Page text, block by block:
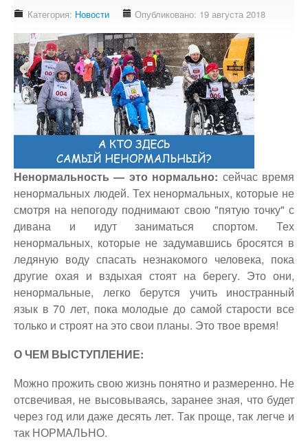
Доступность - что это?
Наш аудит доступности
Подтверждение доступности
Наши проекты
Our projects
Публичная отетность
Our public reporting
Публикации
Our publication
Контакты
Категория: Новости Опубликовано: 19 августа 2018
Ненормальность — это нормально: сейчас время
ненормальных людей. Тех ненормальных, которые не
смотря на непогоду поднимают свою "пятую точку" с
дивана и идут заниматься спортом. Тех
ненормальных, которые не задумавшись бросятся в
ледяную воду спасать незнакомого человека, пока
другие охая и вздыхая стоят на берегу. Это они,
ненормальные, легко берутся учить иностранный
язык в 70 лет, пока молодые до самой старости все
только и строят на это свои планы. Это твое время!
О ЧЕМ ВЫСТУПЛЕНИЕ:
Можно прожить свою жизнь понятно и размеренно. Не
отсвечивая, не высовываясь, заранее зная, что будет
через год или даже десять лет. Так проще, так легче и
так НОРМАЛЬНО.